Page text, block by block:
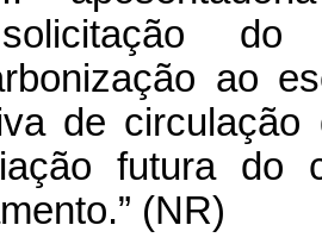
ao
de
futura do
(NR)